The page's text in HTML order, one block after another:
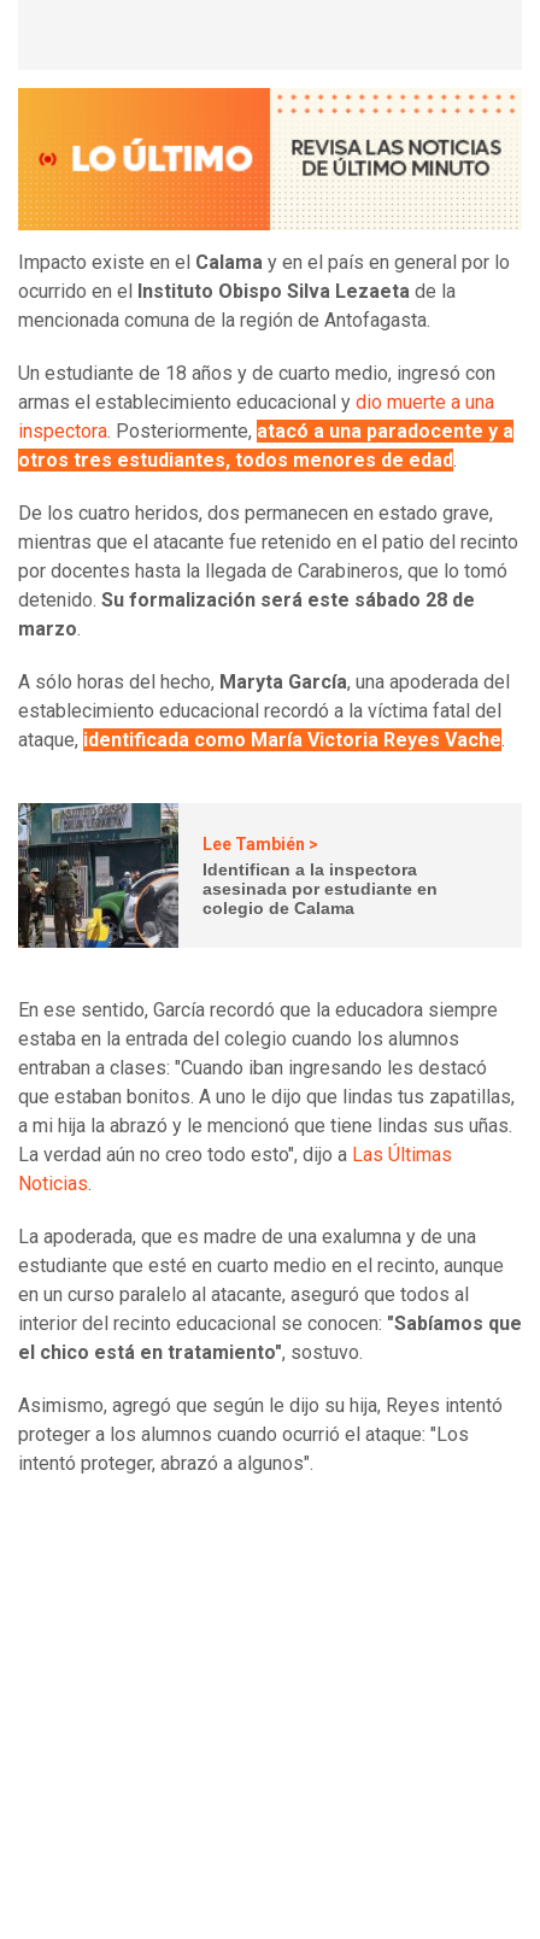
Impacto existe en el Calama y en el país en general por lo
ocurrido en el Instituto Obispo Silva Lezaeta de la
mencionada comuna de la región de Antofagasta.
Un estudiante de 18 años y de cuarto medio, ingresó con
armas el establecimiento educacional y dio muerte a una
inspectora. Posteriormente, atacó a una paradocente y a
otros tres estudiantes, todos menores de edad.
De los cuatro heridos, dos permanecen en estado grave,
mientras que el atacante fue retenido en el patio del recinto
por docentes hasta la llegada de Carabineros, que lo tomó
detenido. Su formalización será este sábado 28 de
marzo.
A sólo horas del hecho, Maryta García, una apoderada del
establecimiento educacional recordó a la víctima fatal del
ataque, identificada como María Victoria Reyes Vache.
Lee También >
Identifican a la inspectora
asesinada por estudiante en
colegio de Calama
En ese sentido, García recordó que la educadora siempre
estaba en la entrada del colegio cuando los alumnos
entraban a clases: "Cuando iban ingresando les destacó
que estaban bonitos. A uno le dijo que lindas tus zapatillas,
a mi hija la abrazó y le mencionó que tiene lindas sus uñas.
La verdad aún no creo todo esto", dijo a Las Últimas
Noticias.
La apoderada, que es madre de una exalumna y de una
estudiante que esté en cuarto medio en el recinto, aunque
en un curso paralelo al atacante, aseguró que todos al
interior del recinto educacional se conocen: "Sabíamos que
el chico está en tratamiento", sostuvo.
Asimismo, agregó que según le dijo su hija, Reyes intentó
proteger a los alumnos cuando ocurrió el ataque: "Los
intentó proteger, abrazó a algunos".